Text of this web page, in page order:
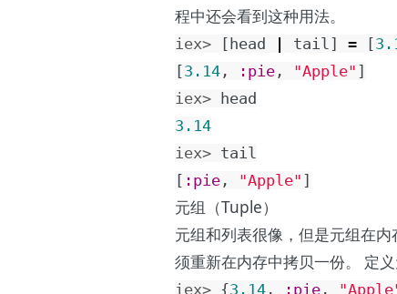
程中还会看到这种用法。
iex> [ head tail] = [
[3.14 , :pie , "Apple" ]
iex>
head
3.14
iex> tail
[ :pie , "Apple" ]
元组（Tuple）
元组和列表很像，但是元组在
须重新在内存中拷贝一份。 定
iex> {3.14 , :pie ,